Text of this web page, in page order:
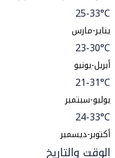
25-33°C
يناير-مارس
23-30°C
أبريل-يونيو
21-31°C
يوليو-سبتمبر
24-33°C
أكتوبر-ديسمبر
الوقت والتاريخ